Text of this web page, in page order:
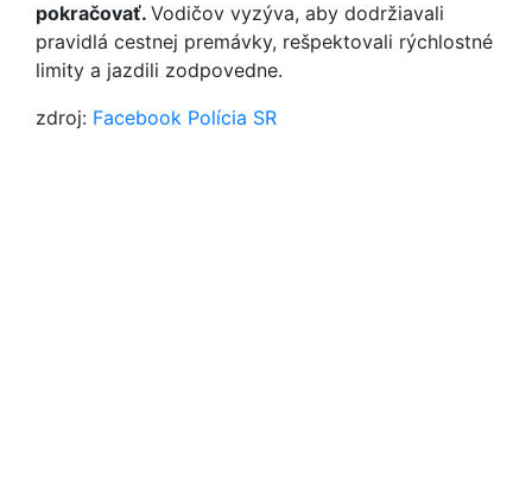
pokračovať. Vodičov vyzýva, aby dodržiavali
pravidlá cestnej premávky, rešpektovali rýchlostné
limity a jazdili zodpovedne.
zdroj: Facebook Polícia SR